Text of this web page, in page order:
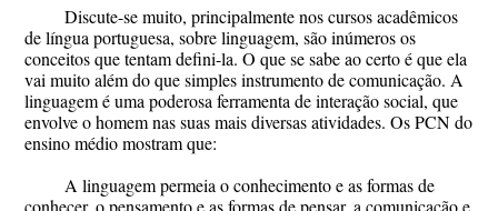
Discute-se muito, principalmente nos cursos acadêmicos
de língua portuguesa, sobre linguagem, são inúmeros os
conceitos que tentam defini-la. O que se sabe ao certo é que ela
vai muito além do que simples instrumento de comunicação. A
linguagem é uma poderosa ferramenta de interação social, que
envolve o homem nas suas mais diversas atividades. Os PCN do
ensino médio mostram que:
A linguagem permeia o conhecimento e as formas de
conhecer, o pensamento e as formas de pensar, a comunicação e